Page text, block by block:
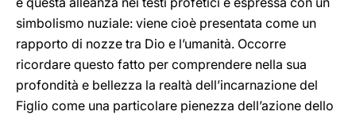
simbolismo nuziale: viene cioè presentata come un
rapporto di nozze tra Dio e l’umanità. Occorre
ricordare questo fatto per comprendere nella sua
profondità e bellezza la realtà dell’incarnazione del
Figlio come una particolare pienezza dell’azione dello